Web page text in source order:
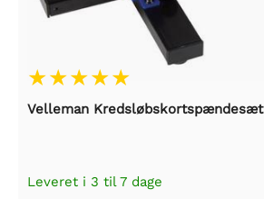
Velleman Kredsløbskortspændesæt
Leveret i 3 til 7 dage